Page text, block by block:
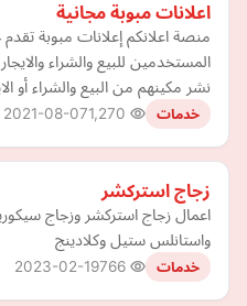
اعلانات مبوبة مجانية
منصة اعلانكم إعلانات مبوبة تقدم
المستخدمين للبيع والشراء
نشر مكينهم من البيع والشراء أو
خدمات 2021-08-07
زجاج استركشر
اعمال زجاج استركشر وزجاج
واستانلس ستيل وكلادينج
خدمات 2023-02-19